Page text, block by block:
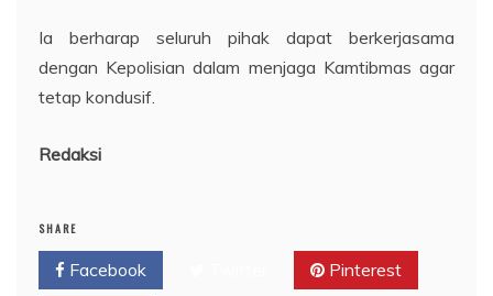
Ia berharap seluruh pihak dapat berkerjasama
dengan Kepolisian dalam menjaga Kamtibmas agar
tetap kondusif.
Redaksi
SHARE
Facebook Pinterest